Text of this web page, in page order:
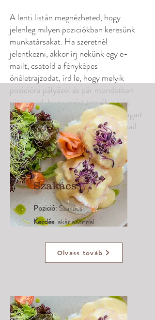
A lenti listán megnézheted, hogy
jelenleg milyen poziciókban keresünk
munkatársakat. Ha szeretnél
jelentkezni, akkor írj nekünk egy e-
mailt, csatold a fényképes
önéletrajzodat, írd le, hogy melyik
pozicióra pályázol és pár mondatban
részletezd, hogy miért tetszik a kiírt
munkakör, és hogy miért tartod magad
megfelelőnek erre a pozicióra. E-mail
címünk:
Szakács
Pozició: Szakács
Kezdés: akár azonnal
Olvass továb